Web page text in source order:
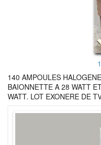
140 AMPOULES
BAIONNETTE A 28 WATT
WATT. LOT EXONERE DE